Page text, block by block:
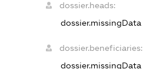
dossier.heads:
dossier.missingData
dossier.beneficiaries:
dossier.missingData